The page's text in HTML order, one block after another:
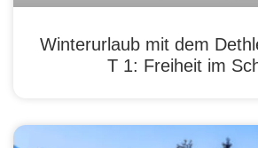
Winterurlaub mit dem
T 1: Freiheit im